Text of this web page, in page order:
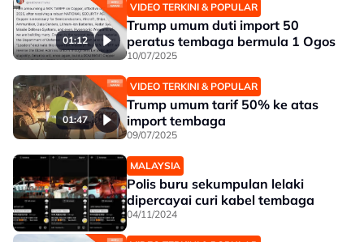
01:12
VIDEO TERKINI & POPULAR
Trump umum duti import 50
peratus tembaga bermula 1 Ogos
10/07/2025
01:47
VIDEO TERKINI & POPULAR
Trump umum tarif 50% ke atas
import tembaga
09/07/2025
MALAYSIA
Polis buru sekumpulan lelaki
dipercayai curi kabel tembaga
04/11/2024